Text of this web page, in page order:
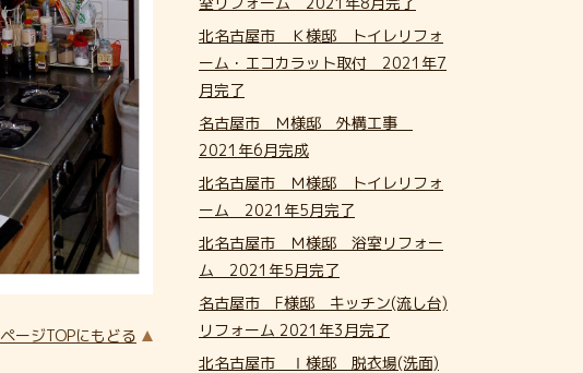
ページTOPにもどる
北名古屋市 Ｋ様邸 トイレリフォ
ーム・エコカラット取付 2021年7
月完了
名古屋市 Ｍ様邸 外構工事
2021年6月完成
北名古屋市 Ｍ様邸 トイレリフォ
ーム 2021年5月完了
北名古屋市 Ｍ様邸 浴室リフォー
ム 2021年5月完了
名古屋市 F様邸 キッチン(流し台)
リフォーム 2021年3月完了
北名古屋市 Ⅰ様邸 脱衣場(洗面)